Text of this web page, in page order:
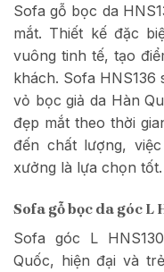
Sofa gỗ bọc da
mắt. Thiết kế đặc
vuông tinh tế, tạo
khách. Sofa HNS136
vỏ bọc giả da Hàn
đẹp mắt theo thời
đến chất lượng,
xưởng là lựa chọn tốt.
Sofa gỗ bọc da góc L
Sofa góc L
Quốc, hiện đại và